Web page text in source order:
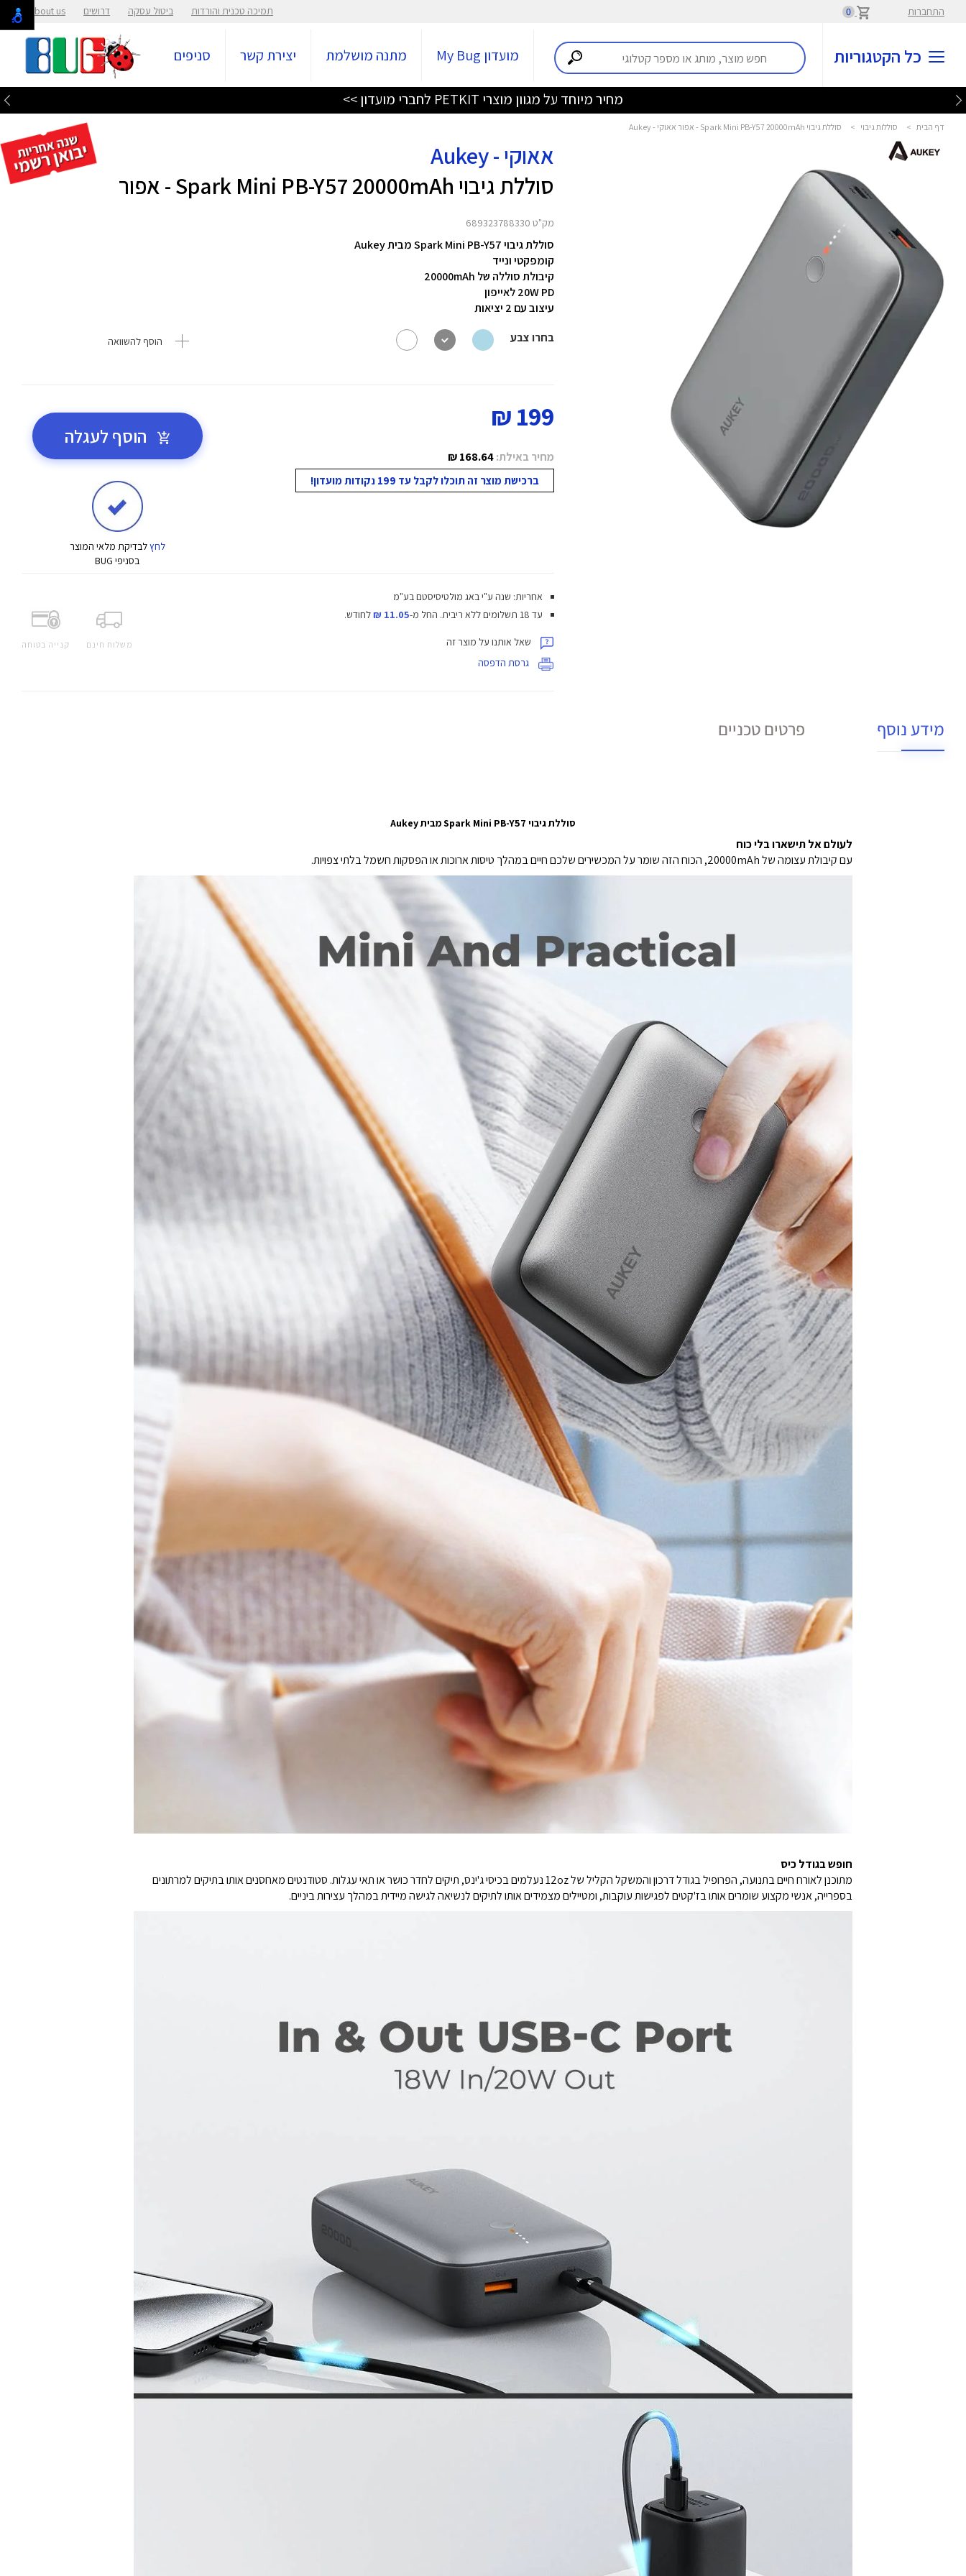
התחברות 0 תמיכה טכנית והורדות ביטול עסקה דרושים About us
כל הקטגוריות מועדון My Bug מתנה מושלמת יצירת קשר סניפים
מחיר מיוחד על מגוון מוצרי PETKIT לחברי מועדון >>
דף הבית > סוללות גיבוי > סוללת גיבוי Spark Mini PB-Y57 20000mAh - אפור אאוקי - Aukey
אאוקי - Aukey
סוללת גיבוי Spark Mini PB-Y57 20000mAh - אפור
מק"ט 689323788330
סוללת גיבוי Spark Mini PB-Y57 מבית Aukey
קומפקטי ונייד
קיבולת סוללה של 20000mAh
20W PD לאייפון
עיצוב עם 2 יציאות
בחרו צבע
הוסף להשוואה
199 ₪
מחיר באילת:168.64 ₪
ברכישת מוצר זה תוכלו לקבל עד 199 נקודות מועדון!
הוסף לעגלה
לחץלבדיקת מלאי המוצר
בסניפי BUG
משלוח חינם קנייה בטוחה
אחריות: שנה ע"י באג מולטיסיסטם בע"מ
עד 18 תשלומים ללא ריבית.
החל מ-11.05 ₪ לחודש.
שאל אותנו על מוצר זה
גרסת הדפסה
מידע נוסף פרטים טכניים
סוללת גיבוי Spark Mini PB-Y57 מבית Aukey
לעולם אל תישארו בלי כוח
עם קיבולת עצומה של 20000mAh, הכוח הזה שומר על המכשירים שלכם חיים במהלך טיסות ארוכות או הפסקות חשמל בלתי צפויות.
חופש בגודל כיס
מתוכנן לאורח חיים בתנועה, הפרופיל בגודל דרכון והמשקל הקליל של 12oz נעלמים בכיסי ג'ינס, תיקים לחדר כושר או תאי עגלות. סטודנטים מאחסנים אותו בתיקים למרתונים
בספרייה, אנשי מקצוע שומרים אותו בז'קטים לפגישות עוקבות, ומטיילים מצמידים אותו לתיקים לנשיאה לגישה מיידית במהלך עצירות ביניים.